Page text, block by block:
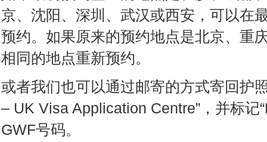
京、沈阳、深圳、武汉或西安，可以在
预约。如果原来的预约地点是北京、重
相同的地点重新预约。
或者我们也可以通过邮寄的方式寄回护
– UK Visa Application Centre”，并标记
GWF号码。